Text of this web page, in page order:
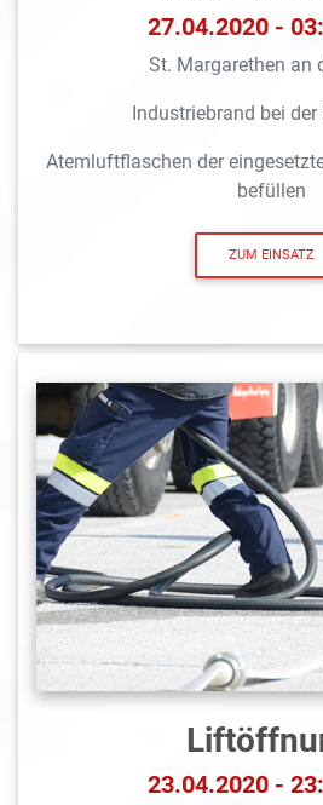
27.04.2020 -
St. Margarethen an
Industriebrand bei
Atemluftflaschen der
befüllen
ZUM EINSATZ
23.04.2020 -